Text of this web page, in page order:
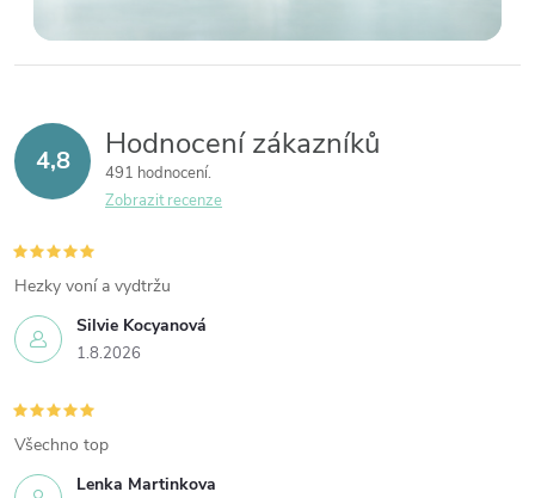
4,8 Hodnocení zákazníků
491 hodnocení
Zobrazit recenze
Silvie Kocyanová
1.8.2026
Hezky voní a vydtržu
Lenka Martinkova
Všechno top